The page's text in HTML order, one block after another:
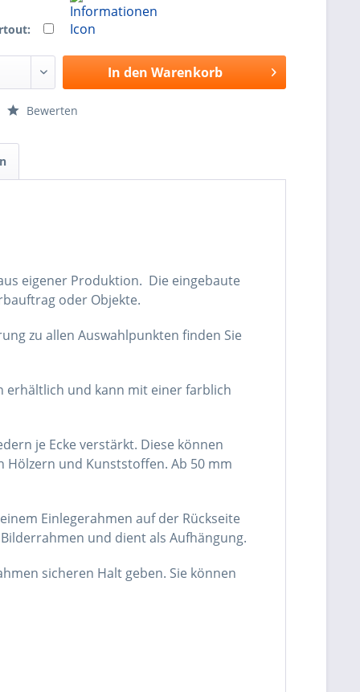
In den Warenkorb
Bewerten
eigener Produktion. Die eingebaute
oder Objekte.
zu allen Auswahlpunkten finden Sie
erhältlich und kann mit einer farblich
je Ecke verstärkt. Diese können
und Kunststoffen. Ab 50 mm
Einlegerahmen auf der Rückseite
und dient als Aufhängung.
sicheren Halt geben. Sie können